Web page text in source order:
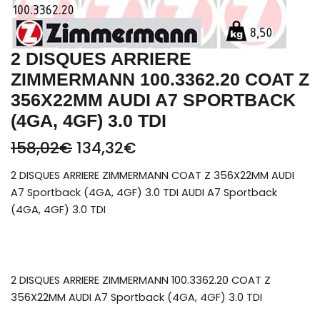
2 DISQUES ARRIERE
ZIMMERMANN 100.3362.20 COAT Z
356X22MM AUDI A7 SPORTBACK
(4GA, 4GF) 3.0 TDI
158,02€ 134,32€
2 DISQUES ARRIERE ZIMMERMANN COAT Z 356X22MM AUDI
A7 Sportback (4GA, 4GF) 3.0 TDI AUDI A7 Sportback
(4GA, 4GF) 3.0 TDI
2 DISQUES ARRIERE ZIMMERMANN 100.3362.20 COAT Z
356X22MM AUDI A7 Sportback (4GA, 4GF) 3.0 TDI